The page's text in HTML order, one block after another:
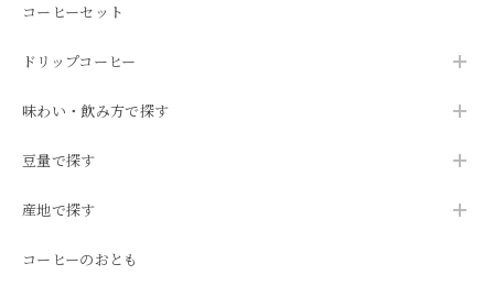
コーヒーセット
ドリップコーヒー
味わい・飲み方で探す
豆量で探す
産地で探す
コーヒーのおとも